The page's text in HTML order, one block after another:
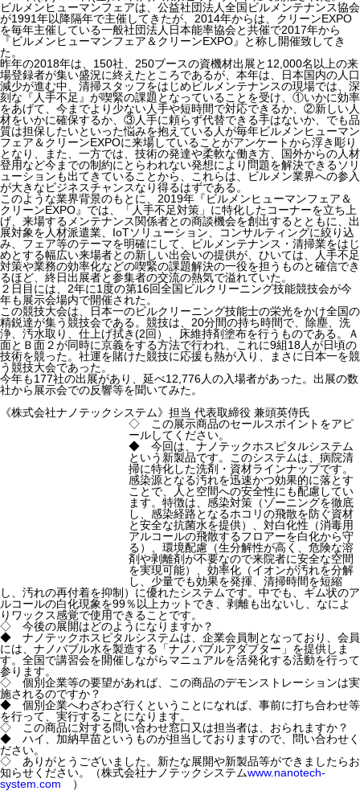
ビルメンヒューマンフェアは、公益社団法人全国ビルメンテナンス協会
が1991年以降隔年で主催してきたが、2014年からは、クリーンEXPO
を毎年主催している一般社団法人日本能率協会と共催で2017年から
『ビルメンヒューマンフェア＆クリーンEXPO』と称し開催致してき
た。
昨年の2018年は、150社、250ブースの資機材出展と12,000名以上の来
場登録者が集い盛況に終えたところであるが、本年は、日本国内の人口
減少が進む中、清掃スタッフをはじめビルメンテナンスの現場では、深
刻な『人手不足』が喫緊の課題となっていることを受け、①いかに効率
をあげて、今までより少ない人手や短時間で対応できるか、②新しい人
材をいかに確保するか、③人手に頼らず代替できる手はないか、でも品
質は担保したいといった悩みを抱えている人が毎年ビルメンヒューマン
フェア＆クリーンEXPOに来場していることがアンケートから浮き彫り
となり、また、一方では、技術の発達や柔軟な働き方、国外からの人材
登用など今までの制約にとらわれない発想により問題を解決できるソリ
ューションも出てきていることから、これらは、ビルメン業界への参入
が大きなビジネスチャンスなり得るはずである。
このような業界背景のもとに、2019年『ビルメンヒューマンフェア＆
クリーンEXPO』では、「人手不足対策」に特化したコーナーを立ち上
げ、来場するメンテナンス関係者との商談機会を創出するとともに、出
展対象を人材派遣業、IoTソリューション、コンサルティングに絞り込
み、フェア等のテーマを明確にして、ビルメンテナンス・清掃業をはじ
めとする幅広い来場者との新しい出会いの提供が、ひいては、人手不足
対策や業務の効率化などの喫緊の課題解決の一役を担うものと確信でき
るほど、終日出展者と参集者の交流の熱気で溢れていた。
２日目には、2年に1度の第16回全国ビルクリーニング技能競技会が今
年も展示会場内で開催された。
この競技大会は、日本一のビルクリーニング技能士の栄光をかけ全国の
精鋭達が集う競技会である。競技は、20分間の持ち時間で、除塵、洗
浄、汚水取り、仕上げ拭き(2回）、床維持剤塗布を行うものである。Ａ
面とＢ面２が同時に京義をする方法で行われ、これに9組18人が日頃の
技術を競った。社運を賭けた競技に応援も熱が入り、まさに日本一を競
う競技大会であった。
今年も177社の出展があり、延べ12,776人の入場者があった。出展の数
社から展示会での反響等を聞いてみた。
《株式会社ナノテックシステム》担当 代表取締役 兼頭英侍氏
◇ この展示商品のセールスポイントをアピ
ールしてください。
◆ 今回は、ナノテックホスピタルシステム
という新製品です。このシステムは、病院清
掃に特化した洗剤・資材ラインナップです。
感染源となる汚れを迅速かつ効果的に落とす
ことで、人と空間への安全性にも配慮してい
ます。特徴は、感染対策（ゾーニングを徹底
し、感染経路となるホコリの飛散を防ぐ資材
と安全な抗菌水を提供）、対白化性（消毒用
アルコールの飛散するフロアーを白化から守
る）、環境配慮（生分解性が高く、危険な溶
剤や剥離剤が不要なので来院者に安全な空間
を実現可能）、効率化（イオンが汚れを分解
し、少量でも効果を発揮、清掃時間を短縮
し、汚れの再付着を抑制）に優れたシステムです。中でも、ギム状のア
ルコールの白化現象を99％以上カットでき、剥離も出ないし、なによ
りワックス感覚で使用できることです。
◇ 今後の展開はどのようになりますか？
◆ ナノテックホスピタルシステムは、企業会員制となっており、会員
には、ナノバブル水を製造する「ナノバブルアダブター」を提供しま
す。全国で講習会を開催しながらマニュアルを活発化する活動を行って
参ります。
◇ 個別企業等の要望があれば、この商品のデモンストレーションは実
施されるのですか？
◆ 個別企業へわざわざ行くということになれば、事前に打ち合わせ等
を行って、実行することになります。
◇ この商品に対する問い合わせ窓口又は担当者は、おられますか？
◆ ハイ、加納早苗というものが担当しておりますので、問い合わせく
ださい。
◇ ありがとうございました。新たな展開や新製品等ができましたらお
知らせください。（株式会社ナノテックシステムwww.nanotech-
system.com ）